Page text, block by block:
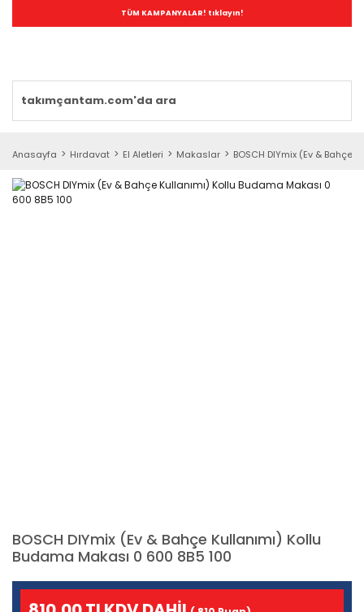
TÜM KAMPANYALAR! tıklayın!
Anasayfa Hırdavat El Aletleri Makaslar BOSCH DIYmix (Ev & Bahçe
BOSCH DIYmix (Ev & Bahçe Kullanımı) Kollu
Budama Makası 0 600 8B5 100